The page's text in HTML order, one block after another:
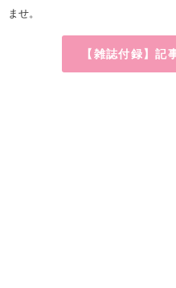
ませ。
【雑誌付録】記